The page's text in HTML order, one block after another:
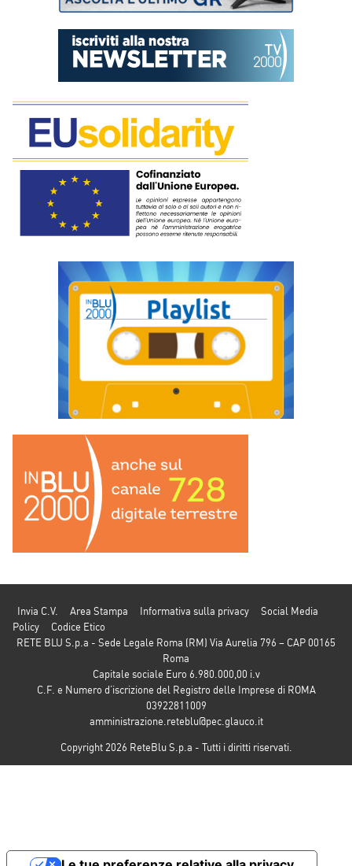
Invia C.V. Area Stampa Informativa sulla privacy
Social Media
Policy
Codice Etico
RETE BLU S.p.a - Sede Legale Roma (RM) Via Aurelia 796 – CAP 00165
Roma
Capitale sociale Euro 6.980.000,00 i.v
C.F. e Numero d’iscrizione del Registro delle Imprese di ROMA
03922811009
amministrazione.reteblu@pec.glauco.it
Copyright 2026 ReteBlu S.p.a - Tutti i diritti riservati.